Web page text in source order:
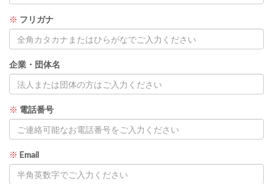
※ フリガナ
企業・団体名
※ 電話番号
※ Email